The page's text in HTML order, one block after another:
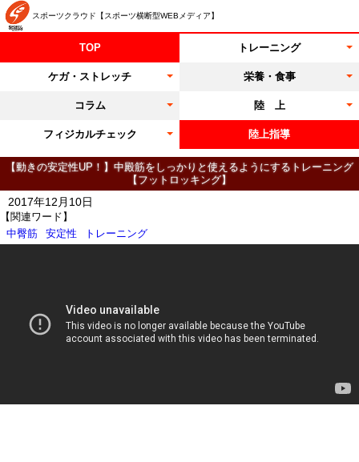
スポーツクラウド【スポーツ横断型WEBメディア】
TOP トレーニング
ケガ・ストレッチ 栄養・食事
コラム 陸 上
フィジカルチェック 陸上指導
【動きの安定性UP！】中殿筋をしっかりと使えるようにするトレーニング
【フットロッキング】
【関連ワード】
中臀筋
安定性 トレーニング
2017年12月10日